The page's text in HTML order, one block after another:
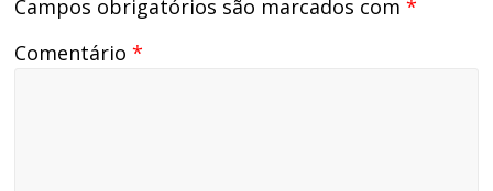
Campos obrigatórios são marcados com*
Comentário*